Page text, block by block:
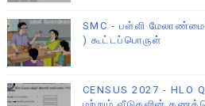
SMC - பள்ளி
) கூட்டப்பொருள்
CENSUS 2027 - HLO